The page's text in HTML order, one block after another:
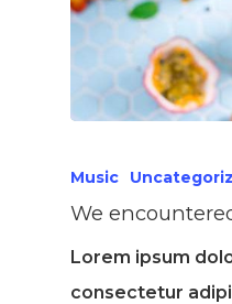
Music
We
Lorem ipsum
consectetur